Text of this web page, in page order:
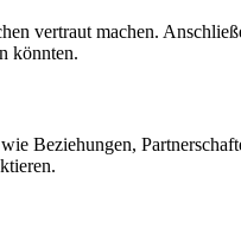
vertraut machen.
könnten.
Beziehungen,